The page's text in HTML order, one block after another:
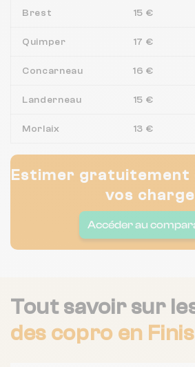
Brest 15 €
Quimper 17 €
Concarneau 16 €
Landerneau 15 €
Morlaix 13 €
Estimer gratuitement
vos
Accéder au
Tout savoir sur
des coproen